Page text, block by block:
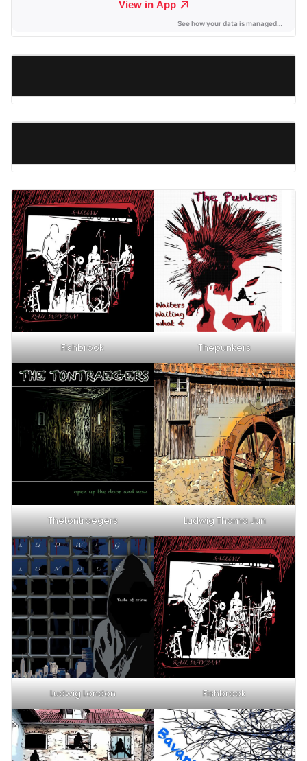
Fishbrook Thepunkers
Thetontraegers Ludwig Thoma Jun
Ludwig London Fishbrook